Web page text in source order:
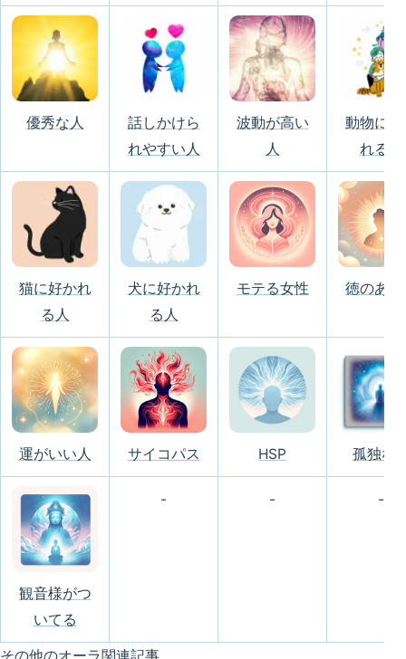
優秀な人
話しかけら
れやすい人
波動が高い
人
動物に好
れる人
猫に好かれ
る人
犬に好かれ
る人
モテる女性 徳のある
運がいい人 サイコパス HSP 孤独な
観音様がつ
いてる
- - -